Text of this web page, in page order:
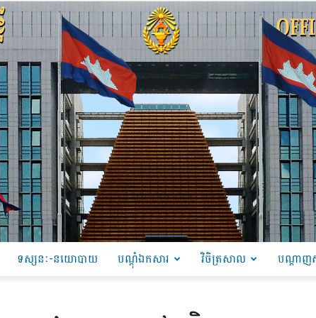
ទស្សនៈ-នយោបាយ បណ្ដុំឯកសារ វិចិត្រសាល បណ្តាញ